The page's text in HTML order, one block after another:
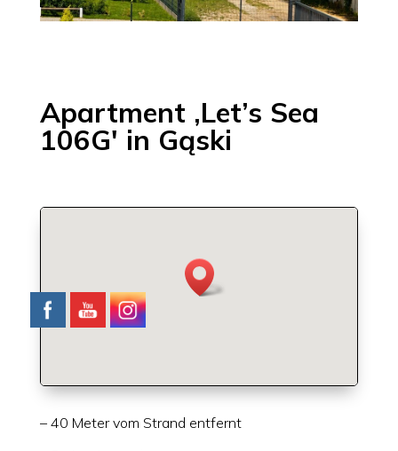
Apartment ‚Let’s Sea
106G′ in Gąski
– 40 Meter vom Strand entfernt